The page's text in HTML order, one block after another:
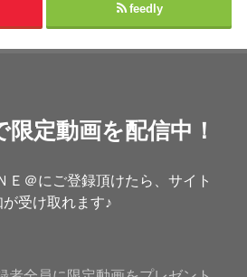
feedly
限定動画を配信中！
Ｅ＠にご登録頂けたら、サイト
受け取れます♪